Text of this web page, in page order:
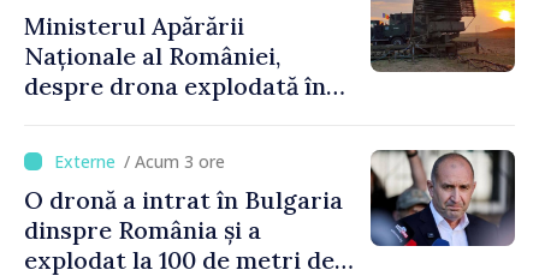
Ministerul Apărării
Naționale al României,
despre drona explodată în
nu au detectat niciun
vehicul aerian”
/ Acum 3 ore
O dronă a intrat în Bulgaria
dinspre România și a
explodat la 100 de metri de